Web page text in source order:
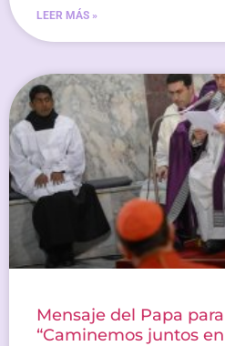
LEER MÁS »
Mensaje del Papa
“Caminemos juntos